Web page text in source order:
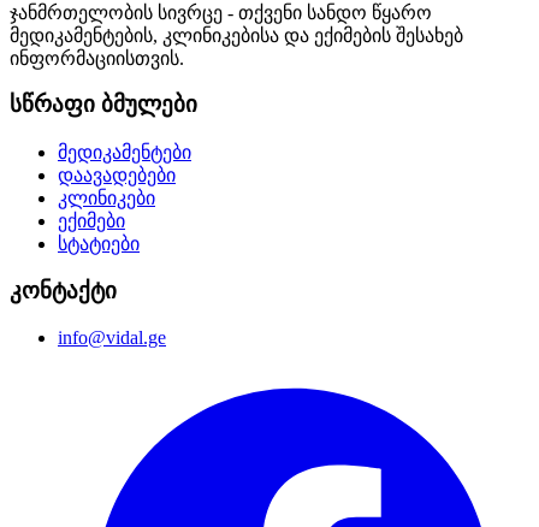
ჯანმრთელობის სივრცე - თქვენი სანდო წყარო
მედიკამენტების, კლინიკებისა და ექიმების შესახებ
ინფორმაციისთვის.
სწრაფი ბმულები
მედიკამენტები
დაავადებები
კლინიკები
ექიმები
სტატიები
კონტაქტი
info@vidal.ge